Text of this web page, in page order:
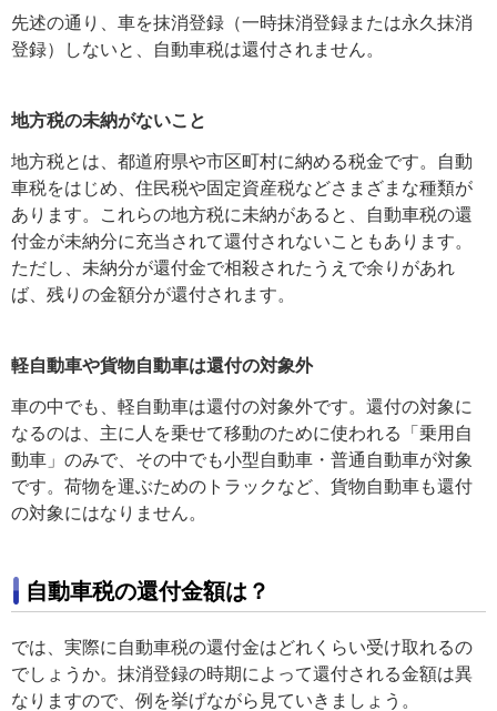
先述の通り、車を抹消登録（一時抹消登録または永久抹消
登録）しないと、自動車税は還付されません。
地方税の未納がないこと
地方税とは、都道府県や市区町村に納める税金です。自動
車税をはじめ、住民税や固定資産税などさまざまな種類が
あります。これらの地方税に未納があると、自動車税の還
付金が未納分に充当されて還付されないこともあります。
ただし、未納分が還付金で相殺されたうえで余りがあれ
ば、残りの金額分が還付されます。
軽自動車や貨物自動車は還付の対象外
車の中でも、軽自動車は還付の対象外です。還付の対象に
なるのは、主に人を乗せて移動のために使われる「乗用自
動車」のみで、その中でも小型自動車・普通自動車が対象
です。荷物を運ぶためのトラックなど、貨物自動車も還付
の対象にはなりません。
自動車税の還付金額は？
では、実際に自動車税の還付金はどれくらい受け取れるの
でしょうか。抹消登録の時期によって還付される金額は異
なりますので、例を挙げながら見ていきましょう。